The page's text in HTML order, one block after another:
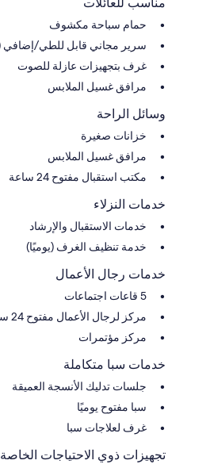
حمام سباحة مكشوف
سرير مجاني قابل للطي/إضافي
غرف بتجهيزات عازلة للصوت
مرافق غسيل الملابس
وسائل الراحة
خزانات صغيرة
مرافق غسيل الملابس
مكتب استقبال مفتوح 24 ساعة
خدمات النزلاء
خدمات الاستقبال والإرشاد
خدمة تنظيف الغرف (يوميًا)
خدمات رجال الأعمال
5 قاعات اجتماعات
مركز لرجال الأعمال مفتوح 24 ساعة
مركز مؤتمرات
خدمات سبا متكاملة
جلسات تدليك الأنسجة العميقة
سبا مفتوح يوميًا
غرف لعلاجات سبا
تجهيزات ذوي الاحتياجات الخاصة